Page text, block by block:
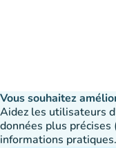
Vous souhaitez
Aidez les utilisateurs
données plus
informations